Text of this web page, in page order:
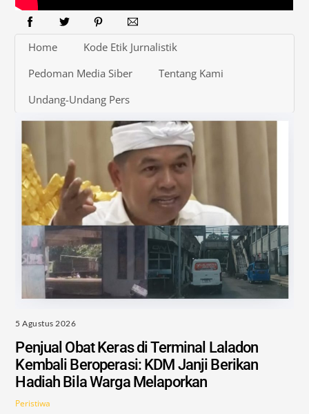
Home
Kode Etik Jurnalistik
Pedoman Media Siber
Tentang Kami
Undang-Undang Pers
5 Agustus 2026
Penjual Obat Keras di Terminal Laladon
Kembali Beroperasi: KDM Janji Berikan
Hadiah Bila Warga Melaporkan
Peristiwa